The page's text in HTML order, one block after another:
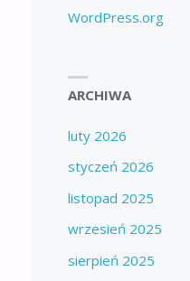
WordPress.org
ARCHIWA
luty 2026
styczeń 2026
listopad 2025
wrzesień 2025
sierpień 2025